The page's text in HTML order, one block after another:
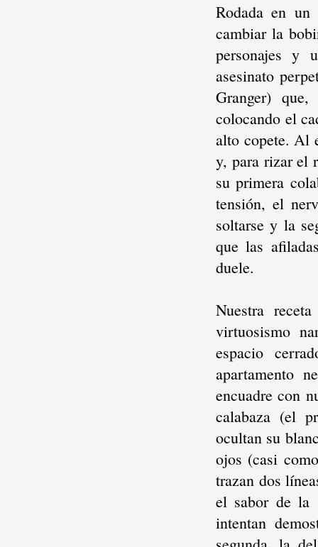
Rodada en
cambiar la
personajes y
asesinato
Granger)
colocando el
alto copete. Al
y, para rizar el
su primera
tensión, el
soltarse y la
que las
duele.
Nuestra
virtuosismo
espacio
apartamento
encuadre con
calabaza (el
ocultan su
ojos (casi
trazan dos
el sabor de la
intentan